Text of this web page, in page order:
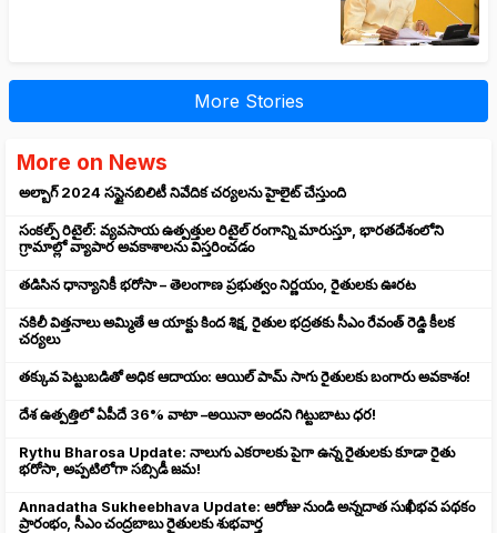
More Stories
More on News
అల్బాగ్ 2024 సస్టైనబిలిటీ నివేదిక చర్యలను హైలైట్ చేస్తుంది
సంకల్ప్ రిటైల్: వ్యవసాయ ఉత్పత్తుల రిటైల్ రంగాన్ని మారుస్తూ, భారతదేశంలోని
గ్రామాల్లో వ్యాపార అవకాశాలను విస్తరించడం
తడిసిన ధాన్యానికీ భరోసా – తెలంగాణ ప్రభుత్వం నిర్ణయం, రైతులకు ఊరట
నకిలీ విత్తనాలు అమ్మితే ఆ యాక్టు కింద శిక్ష, రైతుల భద్రతకు సీఎం రేవంత్ రెడ్డి కీలక
చర్యలు
తక్కువ పెట్టుబడితో అధిక ఆదాయం: ఆయిల్ పామ్ సాగు రైతులకు బంగారు అవకాశం!
దేశ ఉత్పత్తిలో ఏపీదే 36% వాటా –అయినా అందని గిట్టుబాటు ధర!
Rythu Bharosa Update: నాలుగు ఎకరాలకు పైగా ఉన్న రైతులకు కూడా రైతు
భరోసా, అప్పటిలోగా సబ్సిడీ జమ!
Annadatha Sukheebhava Update: ఆరోజు నుండి అన్నదాత సుఖీభవ పథకం
ప్రారంభం, సీఎం చంద్రబాబు రైతులకు శుభవార్త